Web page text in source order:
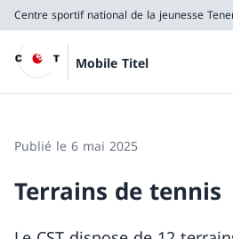
Centre sportif national de la jeunesse
Mobile Titel
Publié le 6 mai 2025
Terrains de tennis